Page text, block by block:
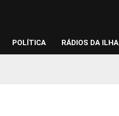
POLÍTICA RÁDIOS DA ILHA